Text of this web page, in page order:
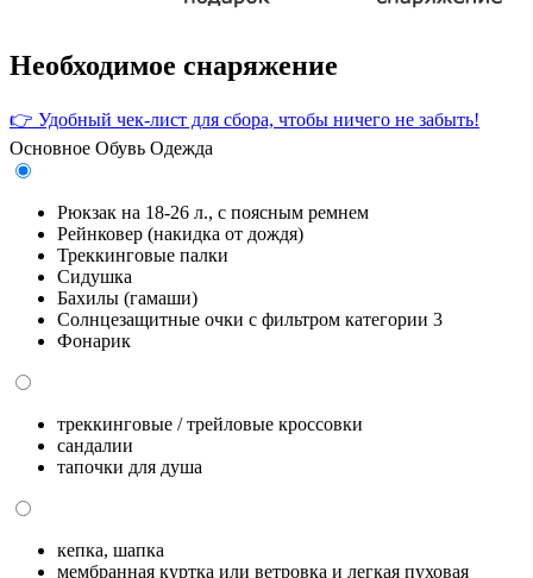
Необходимое снаряжение
👉 Удобный чек-лист для сбора, чтобы ничего не забыть!
Основное Обувь Одежда
Рюкзак на 18-26 л., с поясным ремнем
Рейнковер (накидка от дождя)
Треккинговые палки
Сидушка
Бахилы (гамаши)
Солнцезащитные очки с фильтром категории 3
Фонарик
треккинговые / трейловые кроссовки
сандалии
тапочки для душа
кепка, шапка
мембранная куртка или ветровка и легкая пуховая